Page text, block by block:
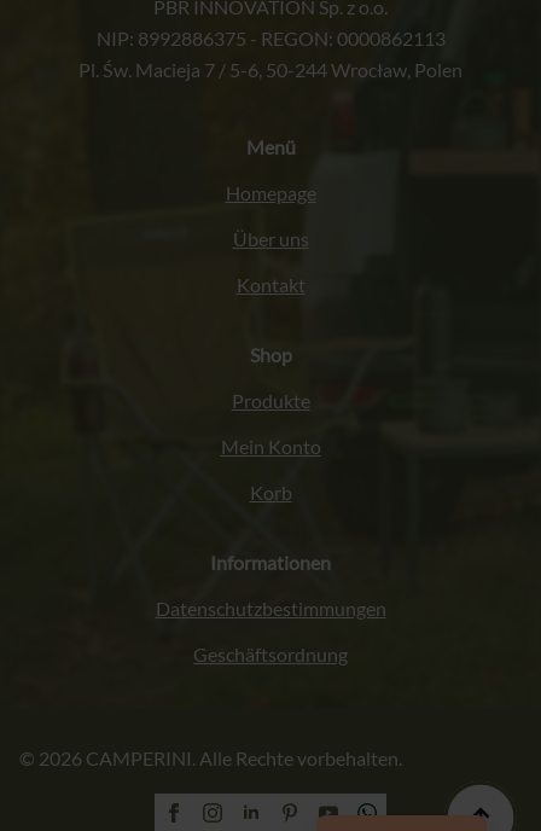
PBR INNOVATION Sp. z o.o.
NIP: 8992886375 - REGON: 0000862113
Pl. Św. Macieja 7 / 5-6, 50-244 Wrocław, Polen
Menü
Homepage
Über uns
Kontakt
Shop
Produkte
Mein Konto
Korb
Informationen
Datenschutzbestimmungen
Geschäftsordnung
© 2026 CAMPERINI. Alle Rechte vorbehalten.
Polski
English (UK)
Français
Italiano